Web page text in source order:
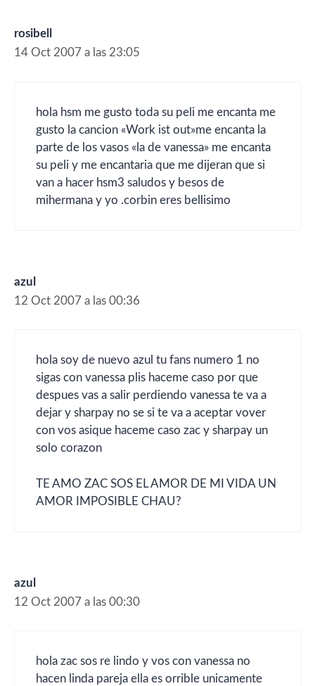
rosibell
14 Oct 2007 a las 23:05
hola hsm me gusto toda su peli me encanta me
gusto la cancion «Work ist out»me encanta la
parte de los vasos «la de vanessa» me encanta
su peli y me encantaria que me dijeran que si
van a hacer hsm3 saludos y besos de
mihermana y yo .corbin eres bellisimo
azul
12 Oct 2007 a las 00:36
hola soy de nuevo azul tu fans numero 1 no
sigas con vanessa plis haceme caso por que
despues vas a salir perdiendo vanessa te va a
dejar y sharpay no se si te va a aceptar vover
con vos asique haceme caso zac y sharpay un
solo corazon
TE AMO ZAC SOS EL AMOR DE MI VIDA UN
AMOR IMPOSIBLE CHAU?
azul
12 Oct 2007 a las 00:30
hola zac sos re lindo y vos con vanessa no
hacen linda pareja ella es orrible unicamente